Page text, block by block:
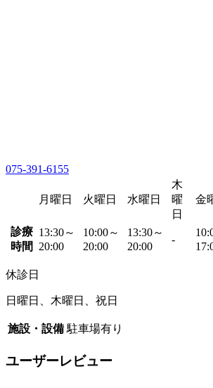
075-391-6155
月曜日 火曜日 水曜日
木
曜
日
金
診療
時間
13:30～
20:00
10:00～
20:00
13:30～
20:00
-
休診日
日曜日、木曜日、祝日
施設・設備 駐車場有り
ユーザーレビュー